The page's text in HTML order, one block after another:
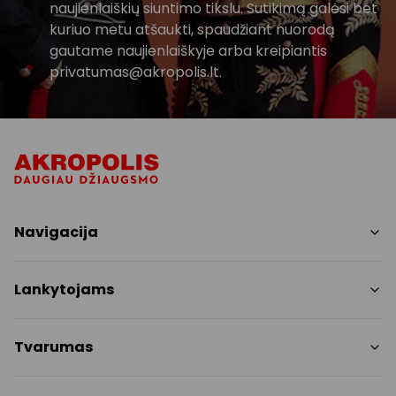
naujienlaiškių siuntimo tikslu. Sutikimą galėsi bet
kuriuo metu atšaukti, spaudžiant nuorodą
gautame naujienlaiškyje arba kreipiantis
privatumas@akropolis.lt.
Navigacija
Paslaugos
Pramogos
Lankytojams
Nemokami patogumai
Tvarumas